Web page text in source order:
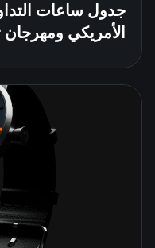
جدول ساعات
الأمريكي ومهرجان